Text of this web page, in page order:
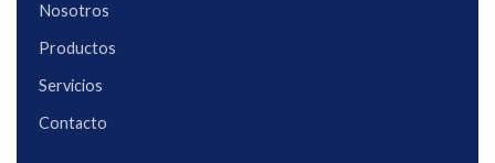
Nosotros
Productos
Servicios
Contacto